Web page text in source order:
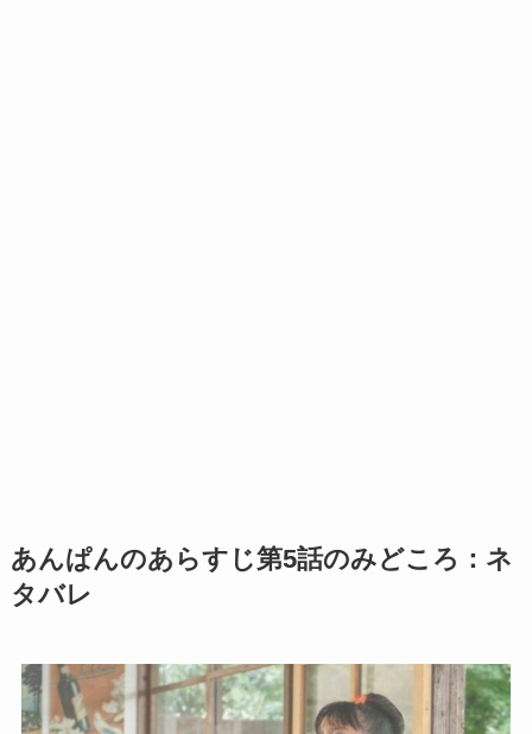
あんぱんのあらすじ第5話のみどころ：ネ
タバレ